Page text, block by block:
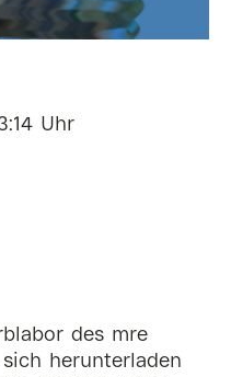
Uhr
des mre
herunterladen